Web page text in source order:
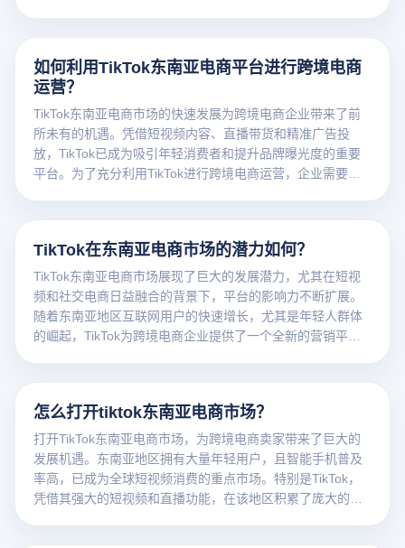
如何利用TikTok东南亚电商平台进行跨境电商
运营？
TikTok东南亚电商市场的快速发展为跨境电商企业带来了前
所未有的机遇。凭借短视频内容、直播带货和精准广告投
放，TikTok已成为吸引年轻消费者和提升品牌曝光度的重要
平台。为了充分利用TikTok进行跨境电商运营，企业需要根
TikTok在东南亚电商市场的潜力如何？
TikTok东南亚电商市场展现了巨大的发展潜力，尤其在短视
频和社交电商日益融合的背景下，平台的影响力不断扩展。
随着东南亚地区互联网用户的快速增长，尤其是年轻人群体
的崛起，TikTok为跨境电商企业提供了一个全新的营销平
怎么打开tiktok东南亚电商市场？
打开TikTok东南亚电商市场，为跨境电商卖家带来了巨大的
发展机遇。东南亚地区拥有大量年轻用户，且智能手机普及
率高，已成为全球短视频消费的重点市场。特别是TikTok，
凭借其强大的短视频和直播功能，在该地区积累了庞大的用